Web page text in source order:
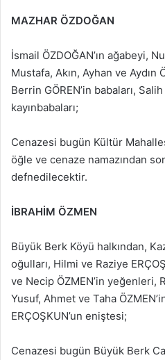
MAZHAR ÖZDOĞAN
İsmail ÖZDOĞAN’ın ağabeyi,
Mustafa, Akın, Ayhan ve Aydın
Berrin GÖREN’in babaları,
kayınbabaları;
Cenazesi bugün Kültür
öğle ve cenaze namazından
defnedilecektir.
İBRAHİM ÖZMEN
Büyük Berk Köyü halkından,
oğulları, Hilmi ve Raziye
ve Necip ÖZMEN’in yeğenleri,
Yusuf, Ahmet ve Taha
ERÇOŞKUN’un eniştesi;
Cenazesi bugün Büyük Berk